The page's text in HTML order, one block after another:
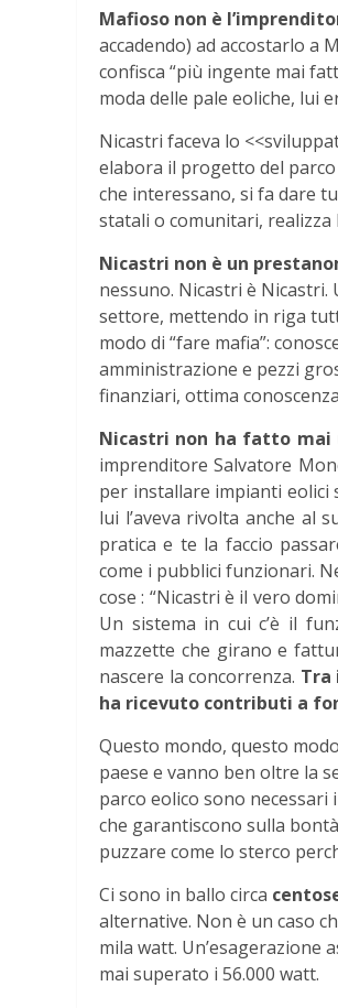
Mafioso non è
accadendo) ad accostarlo a
confisca “più ingente mai
moda delle pale eoliche, lui
Nicastri faceva lo
elabora il progetto del
che interessano, si fa dare
statali o comunitari, realizza
Nicastri non è un
nessuno. Nicastri è Nicastri.
settore, mettendo in riga
modo di “fare mafia”:
amministrazione e pezzi
finanziari, ottima
Nicastri non ha fatto mai
imprenditore Salvatore
per installare impianti eolici
lui l’aveva rivolta anche al
pratica e te la faccio
come i pubblici funzionari.
cose : “Nicastri è il vero
Un sistema in cui c’è il
mazzette che girano e
nascere la concorrenza. Tra
ha ricevuto contributi a
Questo mondo, questo
paese e vanno ben oltre la
parco eolico sono
che garantiscono sulla
puzzare come lo sterco
Ci sono in ballo circa
alternative. Non è un caso
mila watt. Un’esagerazione
mai superato i 56.000 watt.